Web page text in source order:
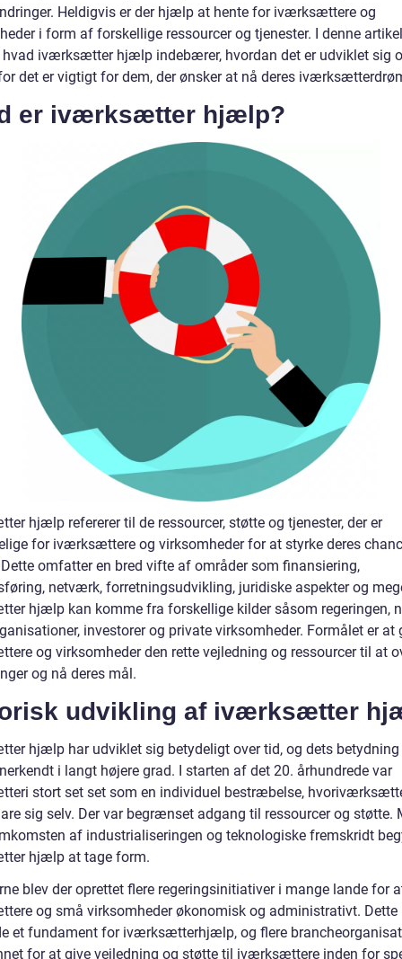
Heldigvis er der hjælp at hente for iværksættere og
i form af forskellige ressourcer og tjenester. I denne
hvad iværksætter hjælp indebærer, hvordan det er udviklet sig
det er vigtigt for dem, der ønsker at nå deres
er iværksætter hjælp?
hjælp refererer til de ressourcer, støtte og tjenester, der er
for iværksættere og virksomheder for at styrke deres
omfatter en bred vifte af områder som finansiering,
netværk, forretningsudvikling, juridiske aspekter og
hjælp kan komme fra forskellige kilder såsom regeringen,
investorer og private virksomheder. Formålet er at
og virksomheder den rette vejledning og ressourcer til at
og nå deres mål.
udvikling af iværksætter
hjælp har udviklet sig betydeligt over tid, og dets betydning
i langt højere grad. I starten af det 20. århundrede var
stort set set som en individuel bestræbelse,
sig selv. Der var begrænset adgang til ressourcer og støtte.
af industrialiseringen og teknologiske fremskridt
hjælp at tage form.
blev der oprettet flere regeringsinitiativer i mange lande for
og små virksomheder økonomisk og administrativt. Dette
et fundament for iværksætterhjælp, og flere
for at give vejledning og støtte til iværksættere inden for